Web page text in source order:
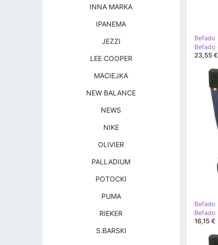
Befado
23,55 €
Befado
16,15 €
INNA MARKA
IPANEMA
JEZZI
LEE COOPER
MACIEJKA
NEW BALANCE
NEWS
NIKE
OLIVIER
PALLADIUM
POTOCKI
PUMA
RIEKER
S.BARSKI